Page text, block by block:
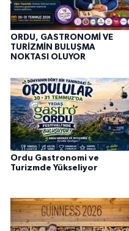
ORDU, GASTRONOMİ VE
TURİZMİN BULUŞMA
NOKTASI OLUYOR
Ordu Gastronomi ve
Turizmde Yükseliyor